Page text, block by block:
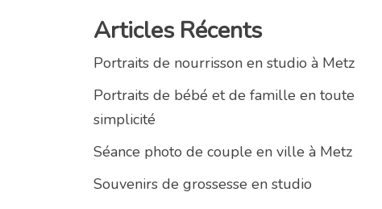
Articles Récents
Portraits de nourrisson en studio à Metz
Portraits de bébé et de famille en toute
simplicité
Séance photo de couple en ville à Metz
Souvenirs de grossesse en studio